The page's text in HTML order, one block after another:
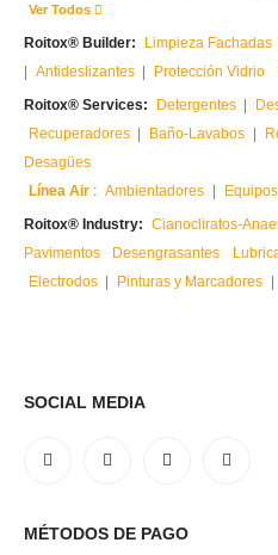
Ver Todos
Roitox® Builder: Limpieza Fachadas
|
Antideslizantes | Protección Vidrio
Roitox® Services: Detergentes |
Recuperadores | Baño-Lavabos |
Desagües
Línea Air : Ambientadores | Equipos
Roitox® Industry: Cianocliratos-
Pavimentos
Desengrasantes
Electrodos | Pinturas y Marcadores |
SOCIAL MEDIA
MÉTODOS DE PAGO